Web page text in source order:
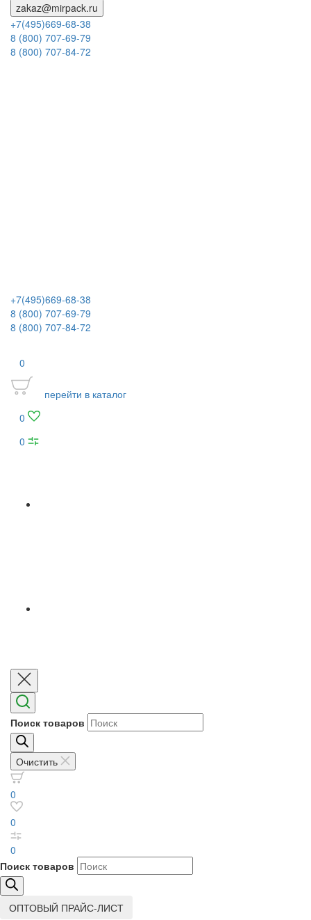
zakaz@mirpack.ru
+7(495)669-68-38
8 (800) 707-69-79
8 (800) 707-84-72
+7(495)669-68-38
8 (800) 707-69-79
8 (800) 707-84-72
0
перейти в каталог
0
0
Поиск товаров
Очистить
0
0
0
Поиск товаров
ОПТОВЫЙ ПРАЙС-ЛИСТ